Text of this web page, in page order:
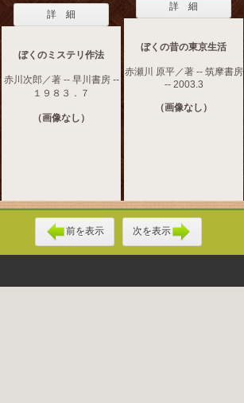
詳 細
ぼくのミステリ作法
赤川次郎／著 -- 早川書房 --
１９８３．７
（画像なし）
詳 細
ぼくの昔の東京生活
赤瀬川 原平／著 -- 筑摩書房
-- 2003.3
（画像なし）
前を表示 次を表示